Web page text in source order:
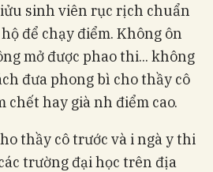
sinh viên rục rịch chuẩn
để chạy điểm. Không ôn
mở được phao thi... không
đưa phong bì cho thầy cô
hay già nh điểm cao.
thầy cô trước và i ngà y thi
trường đại học trên địa